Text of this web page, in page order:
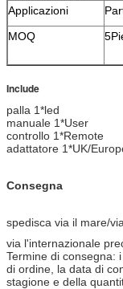
Applicazioni
MOQ
Include
palla 1*led
manuale 1*User
controllo 1*Remote
adattatore 1*UK/
Consegna
spedisca via il mare/
via l'internazionale
Termine di consegna:
di ordine, la data di
stagione e della